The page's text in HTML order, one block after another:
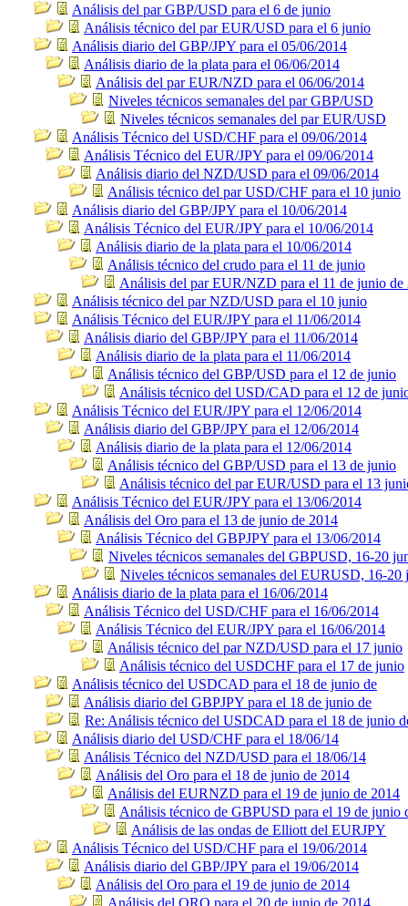
Análisis del par GBP/USD para el 6 de junio
Análisis técnico del par EUR/USD para el 6 junio
Análisis diario del GBP/JPY para el 05/06/2014
Análisis diario de la plata para el 06/06/2014
Análisis del par EUR/NZD para el 06/06/2014
Niveles técnicos semanales del par GBP/USD
Niveles técnicos semanales del par EUR/USD
Análisis Técnico del USD/CHF para el 09/06/2014
Análisis Técnico del EUR/JPY para el 09/06/2014
Análisis diario del NZD/USD para el 09/06/2014
Análisis técnico del par USD/CHF para el 10 junio
Análisis diario del GBP/JPY para el 10/06/2014
Análisis Técnico del EUR/JPY para el 10/06/2014
Análisis diario de la plata para el 10/06/2014
Análisis técnico del crudo para el 11 de junio
Análisis del par EUR/NZD para el 11 de junio de
Análisis técnico del par NZD/USD para el 10 junio
Análisis Técnico del EUR/JPY para el 11/06/2014
Análisis diario del GBP/JPY para el 11/06/2014
Análisis diario de la plata para el 11/06/2014
Análisis técnico del GBP/USD para el 12 de junio
Análisis técnico del USD/CAD para el 12 de
Análisis Técnico del EUR/JPY para el 12/06/2014
Análisis diario del GBP/JPY para el 12/06/2014
Análisis diario de la plata para el 12/06/2014
Análisis técnico del GBP/USD para el 13 de junio
Análisis técnico del par EUR/USD para el 13
Análisis Técnico del EUR/JPY para el 13/06/2014
Análisis del Oro para el 13 de junio de 2014
Análisis Técnico del GBPJPY para el 13/06/2014
Niveles técnicos semanales del GBPUSD, 16-20
Niveles técnicos semanales del EURUSD, 16-20
Análisis diario de la plata para el 16/06/2014
Análisis Técnico del USD/CHF para el 16/06/2014
Análisis Técnico del EUR/JPY para el 16/06/2014
Análisis técnico del par NZD/USD para el 17 junio
Análisis técnico del USDCHF para el 17 de junio
Análisis técnico del USDCAD para el 18 de junio de
Análisis diario del GBPJPY para el 18 de junio de
Re: Análisis técnico del USDCAD para el 18 de junio
Análisis diario del USD/CHF para el 18/06/14
Análisis Técnico del NZD/USD para el 18/06/14
Análisis del Oro para el 18 de junio de 2014
Análisis del EURNZD para el 19 de junio de 2014
Análisis técnico de GBPUSD para el 19 de junio
Análisis de las ondas de Elliott del EURJPY
Análisis Técnico del USD/CHF para el 19/06/2014
Análisis diario del GBP/JPY para el 19/06/2014
Análisis del Oro para el 19 de junio de 2014
Análisis del ORO para el 20 de junio de 2014